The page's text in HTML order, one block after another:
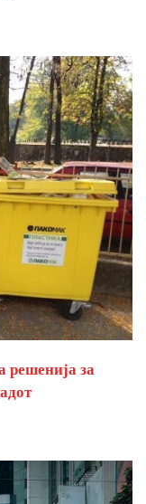
решенија за